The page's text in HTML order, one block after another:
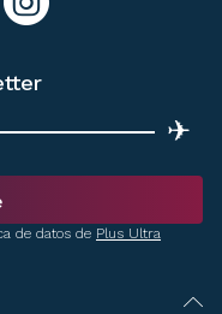
instagram
✈
de datos de Plus Ultra